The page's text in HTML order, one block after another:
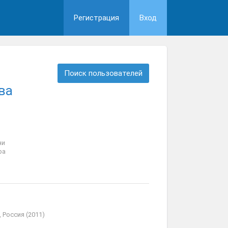
Регистрация Вход
Поиск пользователей
(2011)